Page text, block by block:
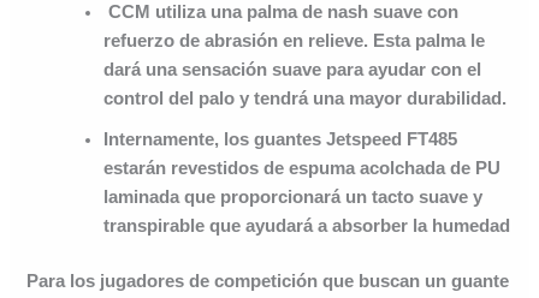
CCM utiliza una palma de nash suave con
refuerzo de abrasión en relieve. Esta palma le
dará una sensación suave para ayudar con el
control del palo y tendrá una mayor durabilidad.
Internamente, los guantes Jetspeed FT485
estarán revestidos de espuma acolchada de PU
laminada que proporcionará un tacto suave y
transpirable que ayudará a absorber la humedad
Para los jugadores de competición que buscan un guante